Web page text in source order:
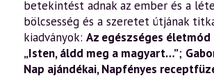
betekintést adnak az ember és a
bölcsesség és a szeretet útjának
kiadványok: Az egészséges
„Isten, áldd meg a magyart…”;
Nap ajándékai,Napfényes